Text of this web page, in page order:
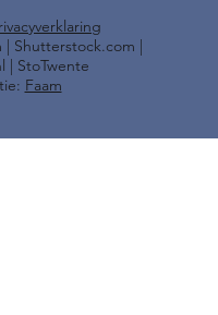
Shutterstock.com |
| StoTwente
Faam